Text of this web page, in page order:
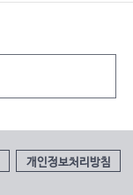
개인정보처리방침